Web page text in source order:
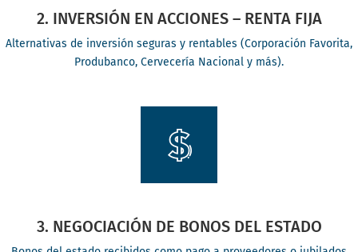
2. INVERSIÓN EN ACCIONES – RENTA FIJA
Alternativas de inversión seguras y rentables (Corporación Favorita,
Produbanco, Cervecería Nacional y más).
3. NEGOCIACIÓN DE BONOS DEL ESTADO